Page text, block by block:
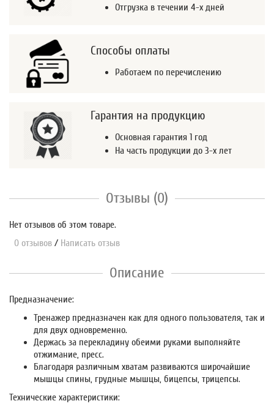
Отгрузка в течении 4-х дней
Способы оплаты
Работаем по перечислению
Гарантия на продукцию
Основная гарантия 1 год
На часть продукции до 3-х лет
Отзывы (0)
Нет отзывов об этом товаре.
0 отзывов / Написать отзыв
Описание
Предназначение:
Тренажер предназначен как для одного пользователя, так и
для двух одновременно.
Держась за перекладину обеими руками выполняйте
отжимание, пресс.
Благодаря различным хватам развиваются широчайшие
мышцы спины, грудные мышцы, бицепсы, трицепсы.
Технические характеристики: